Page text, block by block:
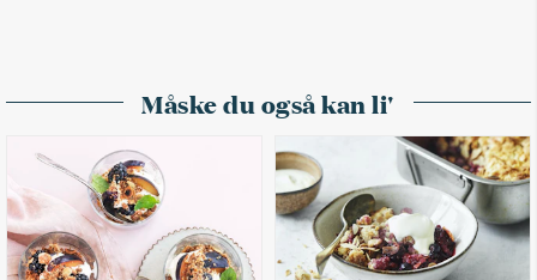
Måske du også kan li'